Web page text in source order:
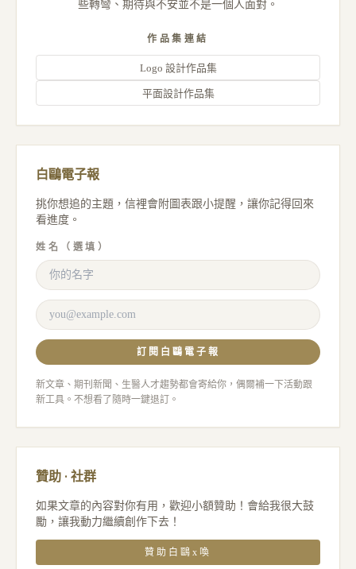
些轉彎、期待與不安並不是一個人面對。
作品集連結
Logo 設計作品集
平面設計作品集
白鷗電子報
挑你想追的主題，信裡會附圖表跟小提醒，讓你記得回來
看進度。
姓名（選填）
訂閱白鷗電子報
新文章、期刊新聞、生醫人才趨勢都會寄給你，偶爾補一下活動跟
新工具。不想看了隨時一鍵退訂。
贊助 · 社群
如果文章的內容對你有用，歡迎小額贊助！會給我很大鼓
勵，讓我動力繼續創作下去！
贊助白鷗x喚